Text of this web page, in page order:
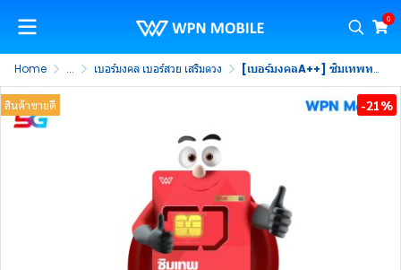
0
Home ... เบอร์มงคล เบอร์สวย เสริมดวง [เบอร์มงคลA++] ซิมเทพทรู เน็ตไม่อั้น 6Mbps ไม่ลดสปีด พร้อมโทรฟรีในค่าย ไม่จำกัด นาน 1 ปี
สินค้าขายดี -21%